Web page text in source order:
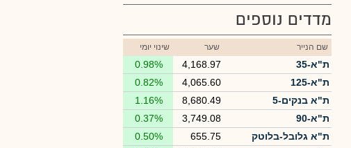
מדדים נוספים
שם הנייר שער שינוי יומי
ת"א-35 4,168.97
0.98%
ת"א-125
4,065.60
0.82%
ת"א בנקים-5
8,680.49
1.16%
ת"א-90
3,749.08
0.37%
ת"א גלובל-בלוטק
655.75
0.50%